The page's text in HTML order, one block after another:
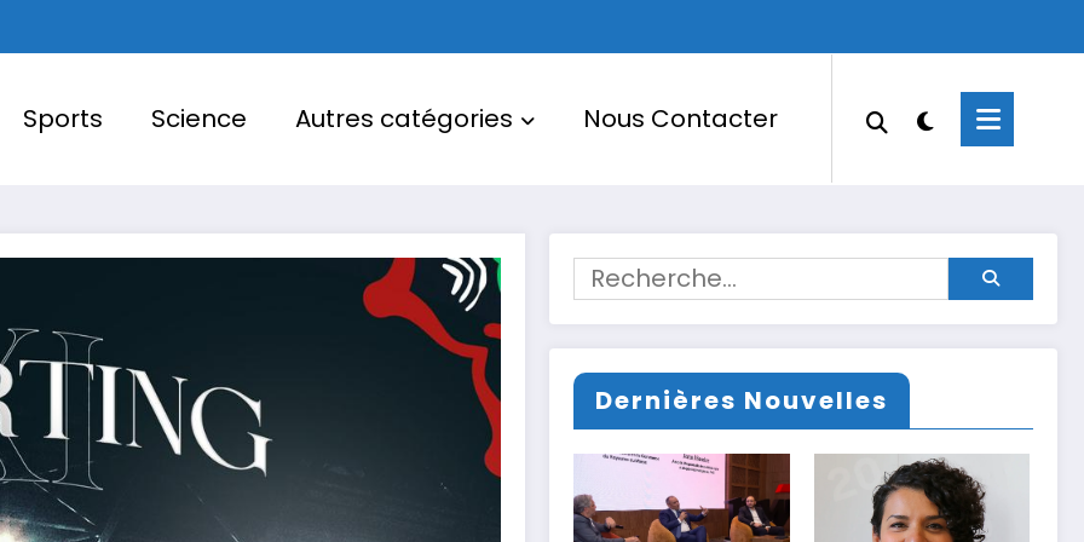
Sports Science Autres catégories Nous Contacter
Dernières Nouvelles